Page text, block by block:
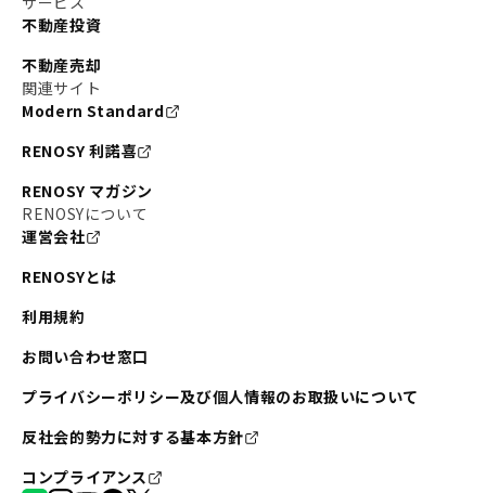
不動産投資
不動産売却
関連サイト
Modern Standard
RENOSY 利諾喜
RENOSY マガジン
RENOSYについて
運営会社
RENOSYとは
利用規約
お問い合わせ窓口
プライバシーポリシー及び個人情報のお取扱いについて
反社会的勢力に対する基本方針
コンプライアンス